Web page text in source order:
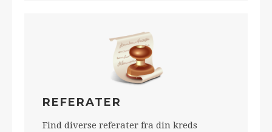
REFERATER
Find diverse referater fra din kreds